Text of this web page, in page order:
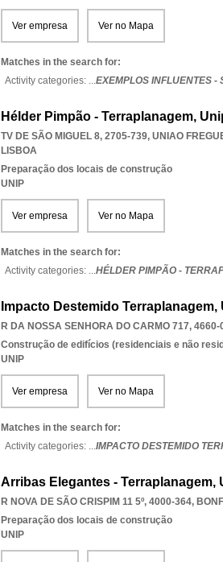
Ver empresa Ver no Mapa
Matches in the search for:
Activity categories: ...EXEMPLOS INFLUENTES -
Hélder Pimpão - Terraplanagem,
TV DE SÃO MIGUEL 8, 2705-739, UNIAO
LISBOA
Preparação dos locais de construção
UNIP
Ver empresa Ver no Mapa
Matches in the search for:
Activity categories: ...HÉLDER PIMPÃO -
Impacto Destemido
R DA NOSSA SENHORA DO CARMO 717, 4660-
Construção de edifícios (residenciais e não
UNIP
Ver empresa Ver no Mapa
Matches in the search for:
Activity categories: ...IMPACTO DESTEMIDO
Arribas Elegantes - Terraplanagem,
R NOVA DE SÃO CRISPIM 11 5º, 4000-364,
Preparação dos locais de construção
UNIP